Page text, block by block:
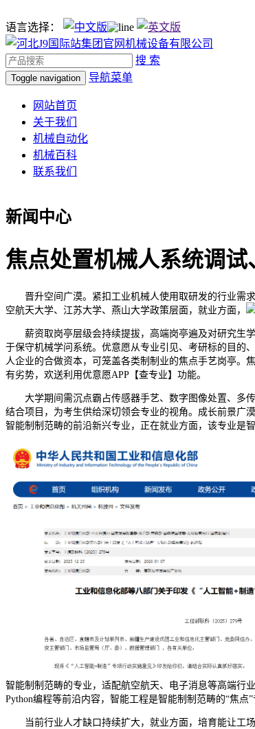
语言选择：
搜 索
Toggle navigation 导航菜单
网站首页
关于我们
机械自动化
机械百科
联系我们
新闻中心
焦点处置机械人系统调
晋升空间广漠。紧扣工业机械人使用取研发的行业需求
空航天大学、江苏大学、燕山大学政策层面，就业方面，
薪资取岗亭层级会持续提拔，高端岗亭遍及对研究生学
于保守机械学问系统。优意愿从专业引见、考研标的目的
人企业的合做资本，可笼盖各类制制业的焦点手艺岗亭。
有劣势，欢送利用优意愿APP【查专业】功能。
大学期间需沉点霸占传感器手艺、数字图像处置、多传
结合项目，为考生供给深切领会专业的视角。成长前景广
智能制制范畴的前沿新兴专业，正在就业方面，该专业是
智能制制范畴的专业，适配航空航天、电子消息等高端行
Python编程等前沿内容，智能工程是智能制制范畴的“焦点
当前行业人才缺口持续扩大，就业方面，培育能让工场